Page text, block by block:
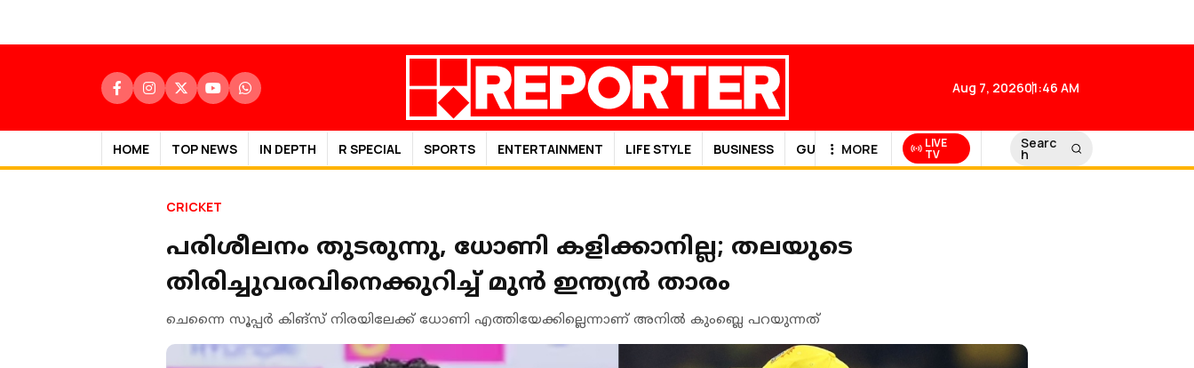
Aug 7, 202601:46 AM
HOME TOP NEWS IN DEPTH R SPECIAL SPORTS ENTERTAINMENT LIFE STYLE BUSINESS GULF NEWS
MORE LIVE
TV
Searc
h
CRICKET
പരിശീലനം തുടരുന്നു, ധോണി കളിക്കാനില്ല; തലയുടെ
തിരിച്ചുവരവിനെക്കുറിച്ച് മുന്‍ ഇന്ത്യന്‍ താരം
ചെന്നൈ സൂപ്പര്‍ കിങ്‌സ് നിരയിലേക്ക് ധോണി എത്തിയേക്കില്ലെന്നാണ് അനില്‍ കുംബ്ലെ പറയുന്നത്